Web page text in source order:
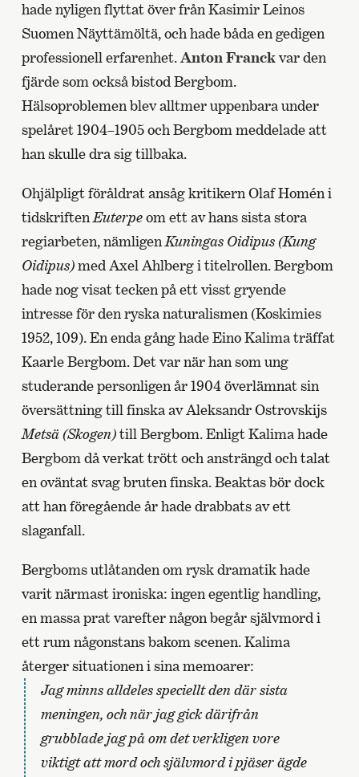
hade nyligen flyttat över från Kasimir Leinos
Suomen Näyttämöltä, och hade båda en gedigen
professionell erfarenhet.Anton Franckvar den
fjärde som också bistod Bergbom.
Hälsoproblemen blev alltmer uppenbara under
spelåret 1904–1905 och Bergbom meddelade att
han skulle dra sig tillbaka.
Ohjälpligt föråldrat ansåg kritikern Olaf Homén i
tidskriftenEuterpeom ett av hans sista stora
regiarbeten, nämligenKuningas Oidipus (Kung
Oidipus)med Axel Ahlberg i titelrollen. Bergbom
hade nog visat tecken på ett visst gryende
intresse för den ryska naturalismen (Koskimies
1952, 109). En enda gång hade Eino Kalima träffat
Kaarle Bergbom. Det var när han som ung
studerande personligen år 1904 överlämnat sin
översättning till finska av Aleksandr Ostrovskijs
Metsä (Skogen)till Bergbom. Enligt Kalima hade
Bergbom då verkat trött och ansträngd och talat
en oväntat svag bruten finska. Beaktas bör dock
att han föregående år hade drabbats av ett
slaganfall.
Bergboms utlåtanden om rysk dramatik hade
varit närmast ironiska: ingen egentlig handling,
en massa prat varefter någon begår självmord i
ett rum någonstans bakom scenen. Kalima
återger situationen i sina memoarer:
Jag minns alldeles speciellt den där sista
meningen, och när jag gick därifrån
grubblade jag på om det verkligen vore
viktigt att mord och självmord i pjäser ägde